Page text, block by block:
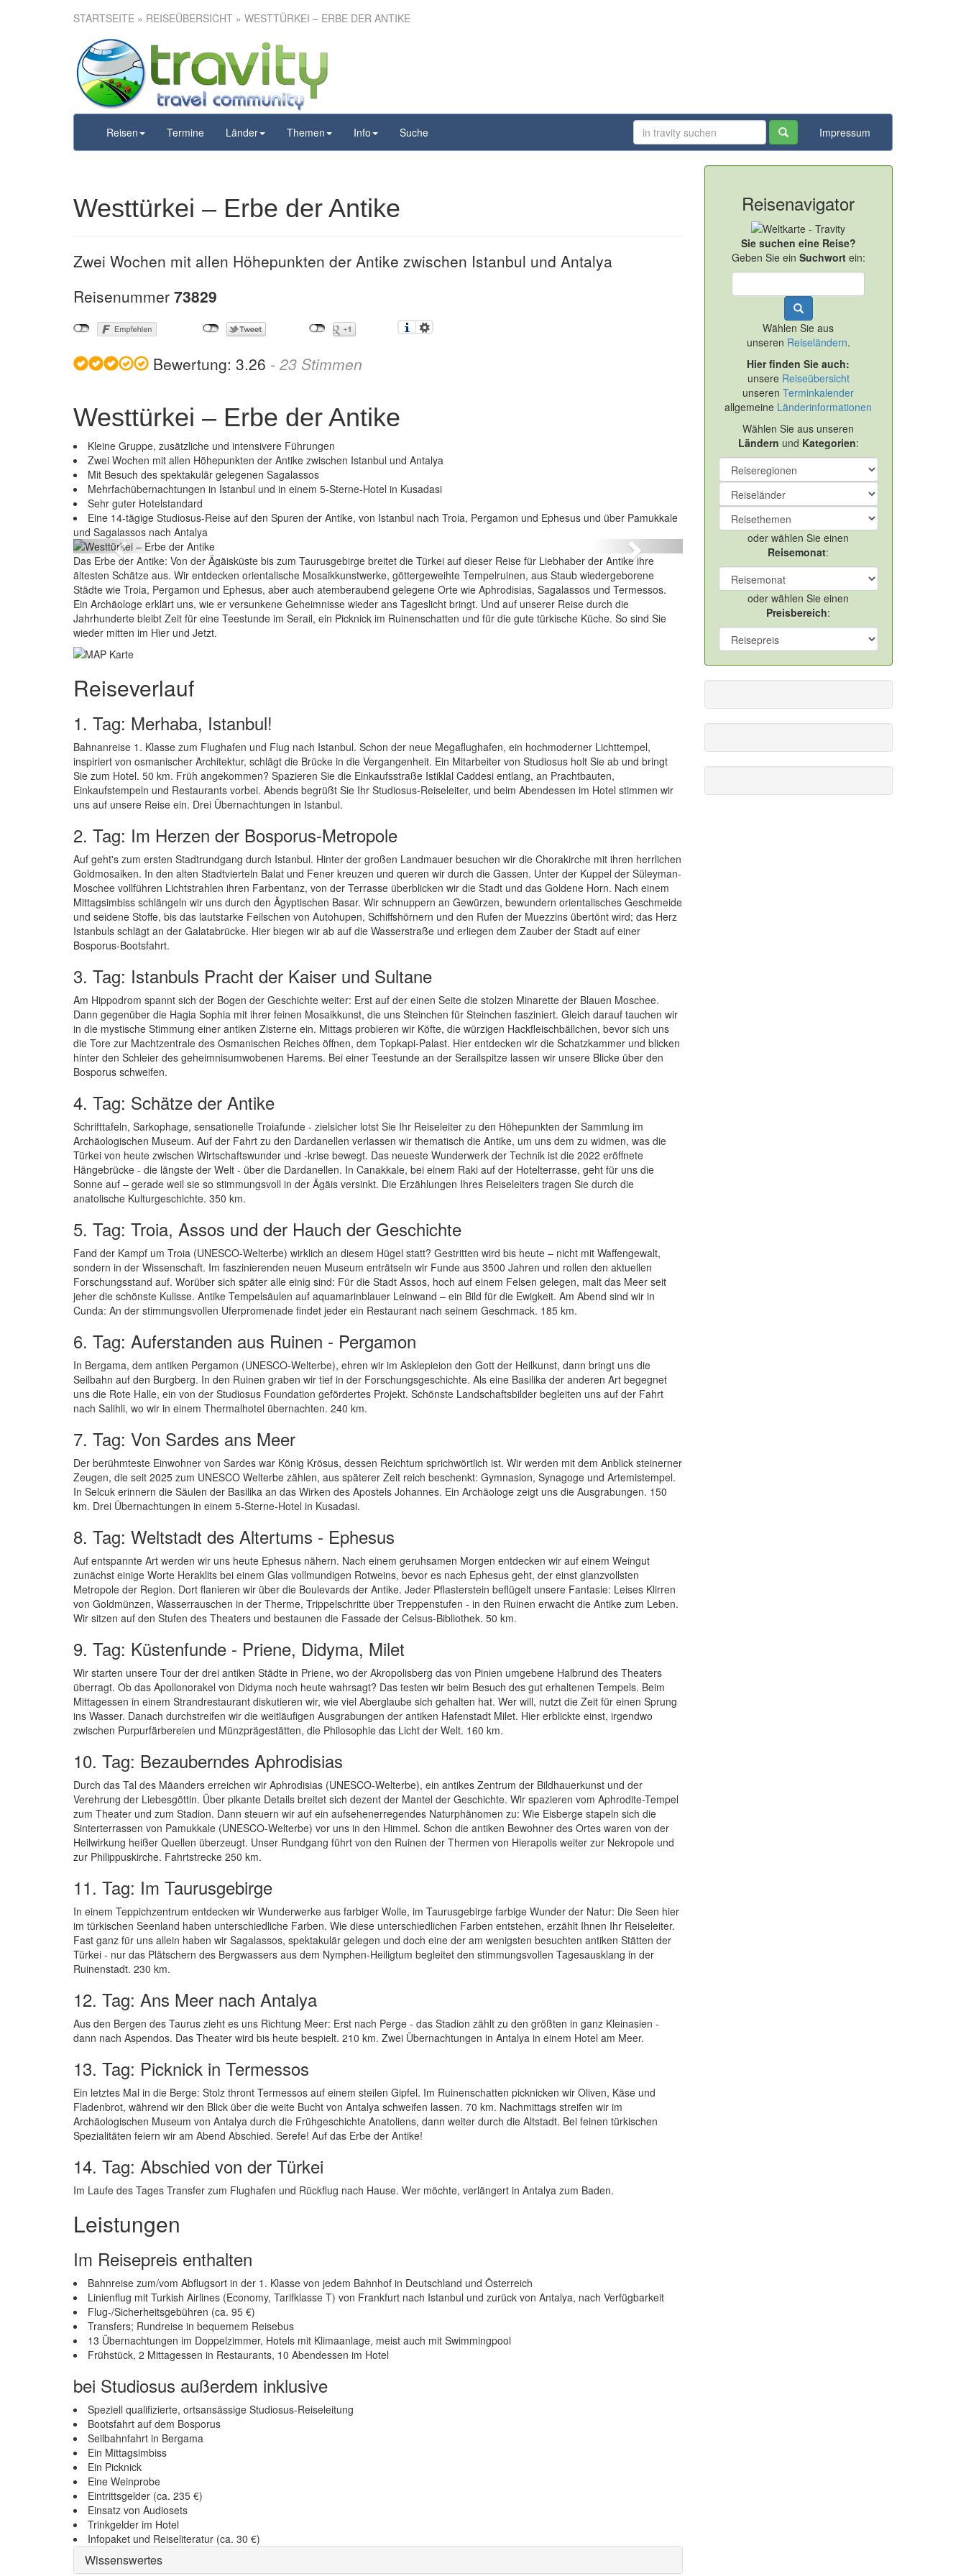
STARTSEITE » REISEÜBERSICHT » WESTTÜRKEI – ERBE DER ANTIKE
Reisen Termine Länder Themen Info Suche Impressum
Westtürkei – Erbe der Antike
Westtürkei – Erbe der Antike
Zwei Wochen mit allen Höhepunkten der Antike zwischen Istanbul und Antalya
Reisenummer 73829
Bewertung: 3.26 - 23 Stimmen
Westtürkei – Erbe der Antike
Kleine Gruppe, zusätzliche und intensivere Führungen
Zwei Wochen mit allen Höhepunkten der Antike zwischen Istanbul und Antalya
Mit Besuch des spektakulär gelegenen Sagalassos
Mehrfachübernachtungen in Istanbul und in einem 5-Sterne-Hotel in Kusadasi
Sehr guter Hotelstandard
Eine 14-tägige Studiosus-Reise auf den Spuren der Antike, von Istanbul nach Troia, Pergamon und Ephesus und über Pamukkale
und Sagalassos nach Antalya
Previous Next
Das Erbe der Antike: Von der Ägäisküste bis zum Taurusgebirge breitet die Türkei auf dieser Reise für Liebhaber der Antike ihre
ältesten Schätze aus. Wir entdecken orientalische Mosaikkunstwerke, göttergeweihte Tempelruinen, aus Staub wiedergeborene
Städte wie Troia, Pergamon und Ephesus, aber auch atemberaubend gelegene Orte wie Aphrodisias, Sagalassos und Termessos.
Ein Archäologe erklärt uns, wie er versunkene Geheimnisse wieder ans Tageslicht bringt. Und auf unserer Reise durch die
Jahrhunderte bleibt Zeit für eine Teestunde im Serail, ein Picknick im Ruinenschatten und für die gute türkische Küche. So sind Sie
wieder mitten im Hier und Jetzt.
Reiseverlauf
1. Tag: Merhaba, Istanbul!
Bahnanreise 1. Klasse zum Flughafen und Flug nach Istanbul. Schon der neue Megaflughafen, ein hochmoderner Lichttempel,
inspiriert von osmanischer Architektur, schlägt die Brücke in die Vergangenheit. Ein Mitarbeiter von Studiosus holt Sie ab und bringt
Sie zum Hotel. 50 km. Früh angekommen? Spazieren Sie die Einkaufsstraße Istiklal Caddesi entlang, an Prachtbauten,
Einkaufstempeln und Restaurants vorbei. Abends begrüßt Sie Ihr Studiosus-Reiseleiter, und beim Abendessen im Hotel stimmen wir
uns auf unsere Reise ein. Drei Übernachtungen in Istanbul.
2. Tag: Im Herzen der Bosporus-Metropole
Auf geht's zum ersten Stadtrundgang durch Istanbul. Hinter der großen Landmauer besuchen wir die Chorakirche mit ihren herrlichen
Goldmosaiken. In den alten Stadtvierteln Balat und Fener kreuzen und queren wir durch die Gassen. Unter der Kuppel der Süleyman-
Moschee vollführen Lichtstrahlen ihren Farbentanz, von der Terrasse überblicken wir die Stadt und das Goldene Horn. Nach einem
Mittagsimbiss schlängeln wir uns durch den Ägyptischen Basar. Wir schnuppern an Gewürzen, bewundern orientalisches Geschmeide
und seidene Stoffe, bis das lautstarke Feilschen von Autohupen, Schiffshörnern und den Rufen der Muezzins übertönt wird; das Herz
Istanbuls schlägt an der Galatabrücke. Hier biegen wir ab auf die Wasserstraße und erliegen dem Zauber der Stadt auf einer
Bosporus-Bootsfahrt.
3. Tag: Istanbuls Pracht der Kaiser und Sultane
Am Hippodrom spannt sich der Bogen der Geschichte weiter: Erst auf der einen Seite die stolzen Minarette der Blauen Moschee.
Dann gegenüber die Hagia Sophia mit ihrer feinen Mosaikkunst, die uns Steinchen für Steinchen fasziniert. Gleich darauf tauchen wir
in die mystische Stimmung einer antiken Zisterne ein. Mittags probieren wir Köfte, die würzigen Hackfleischbällchen, bevor sich uns
die Tore zur Machtzentrale des Osmanischen Reiches öffnen, dem Topkapi-Palast. Hier entdecken wir die Schatzkammer und blicken
hinter den Schleier des geheimnisumwobenen Harems. Bei einer Teestunde an der Serailspitze lassen wir unsere Blicke über den
Bosporus schweifen.
4. Tag: Schätze der Antike
Schrifttafeln, Sarkophage, sensationelle Troiafunde - zielsicher lotst Sie Ihr Reiseleiter zu den Höhepunkten der Sammlung im
Archäologischen Museum. Auf der Fahrt zu den Dardanellen verlassen wir thematisch die Antike, um uns dem zu widmen, was die
Türkei von heute zwischen Wirtschaftswunder und -krise bewegt. Das neueste Wunderwerk der Technik ist die 2022 eröffnete
Hängebrücke - die längste der Welt - über die Dardanellen. In Canakkale, bei einem Raki auf der Hotelterrasse, geht für uns die
Sonne auf – gerade weil sie so stimmungsvoll in der Ägäis versinkt. Die Erzählungen Ihres Reiseleiters tragen Sie durch die
anatolische Kulturgeschichte. 350 km.
5. Tag: Troia, Assos und der Hauch der Geschichte
Fand der Kampf um Troia (UNESCO-Welterbe) wirklich an diesem Hügel statt? Gestritten wird bis heute – nicht mit Waffengewalt,
sondern in der Wissenschaft. Im faszinierenden neuen Museum enträtseln wir Funde aus 3500 Jahren und rollen den aktuellen
Forschungsstand auf. Worüber sich später alle einig sind: Für die Stadt Assos, hoch auf einem Felsen gelegen, malt das Meer seit
jeher die schönste Kulisse. Antike Tempelsäulen auf aquamarinblauer Leinwand – ein Bild für die Ewigkeit. Am Abend sind wir in
Cunda: An der stimmungsvollen Uferpromenade findet jeder ein Restaurant nach seinem Geschmack. 185 km.
6. Tag: Auferstanden aus Ruinen - Pergamon
In Bergama, dem antiken Pergamon (UNESCO-Welterbe), ehren wir im Asklepieion den Gott der Heilkunst, dann bringt uns die
Seilbahn auf den Burgberg. In den Ruinen graben wir tief in der Forschungsgeschichte. Als eine Basilika der anderen Art begegnet
uns die Rote Halle, ein von der Studiosus Foundation gefördertes Projekt. Schönste Landschaftsbilder begleiten uns auf der Fahrt
nach Salihli, wo wir in einem Thermalhotel übernachten. 240 km.
7. Tag: Von Sardes ans Meer
Der berühmteste Einwohner von Sardes war König Krösus, dessen Reichtum sprichwörtlich ist. Wir werden mit dem Anblick steinerner
Zeugen, die seit 2025 zum UNESCO Welterbe zählen, aus späterer Zeit reich beschenkt: Gymnasion, Synagoge und Artemistempel.
In Selcuk erinnern die Säulen der Basilika an das Wirken des Apostels Johannes. Ein Archäologe zeigt uns die Ausgrabungen. 150
km. Drei Übernachtungen in einem 5-Sterne-Hotel in Kusadasi.
8. Tag: Weltstadt des Altertums - Ephesus
Auf entspannte Art werden wir uns heute Ephesus nähern. Nach einem geruhsamen Morgen entdecken wir auf einem Weingut
zunächst einige Worte Heraklits bei einem Glas vollmundigen Rotweins, bevor es nach Ephesus geht, der einst glanzvollsten
Metropole der Region. Dort flanieren wir über die Boulevards der Antike. Jeder Pflasterstein beflügelt unsere Fantasie: Leises Klirren
von Goldmünzen, Wasserrauschen in der Therme, Trippelschritte über Treppenstufen - in den Ruinen erwacht die Antike zum Leben.
Wir sitzen auf den Stufen des Theaters und bestaunen die Fassade der Celsus-Bibliothek. 50 km.
9. Tag: Küstenfunde - Priene, Didyma, Milet
Wir starten unsere Tour der drei antiken Städte in Priene, wo der Akropolisberg das von Pinien umgebene Halbrund des Theaters
überragt. Ob das Apollonorakel von Didyma noch heute wahrsagt? Das testen wir beim Besuch des gut erhaltenen Tempels. Beim
Mittagessen in einem Strandrestaurant diskutieren wir, wie viel Aberglaube sich gehalten hat. Wer will, nutzt die Zeit für einen Sprung
ins Wasser. Danach durchstreifen wir die weitläufigen Ausgrabungen der antiken Hafenstadt Milet. Hier erblickte einst, irgendwo
zwischen Purpurfärbereien und Münzprägestätten, die Philosophie das Licht der Welt. 160 km.
10. Tag: Bezauberndes Aphrodisias
Durch das Tal des Mäanders erreichen wir Aphrodisias (UNESCO-Welterbe), ein antikes Zentrum der Bildhauerkunst und der
Verehrung der Liebesgöttin. Über pikante Details breitet sich dezent der Mantel der Geschichte. Wir spazieren vom Aphrodite-Tempel
zum Theater und zum Stadion. Dann steuern wir auf ein aufsehenerregendes Naturphänomen zu: Wie Eisberge stapeln sich die
Sinterterrassen von Pamukkale (UNESCO-Welterbe) vor uns in den Himmel. Schon die antiken Bewohner des Ortes waren von der
Heilwirkung heißer Quellen überzeugt. Unser Rundgang führt von den Ruinen der Thermen von Hierapolis weiter zur Nekropole und
zur Philippuskirche. Fahrtstrecke 250 km.
11. Tag: Im Taurusgebirge
In einem Teppichzentrum entdecken wir Wunderwerke aus farbiger Wolle, im Taurusgebirge farbige Wunder der Natur: Die Seen hier
im türkischen Seenland haben unterschiedliche Farben. Wie diese unterschiedlichen Farben entstehen, erzählt Ihnen Ihr Reiseleiter.
Fast ganz für uns allein haben wir Sagalassos, spektakulär gelegen und doch eine der am wenigsten besuchten antiken Stätten der
Türkei - nur das Plätschern des Bergwassers aus dem Nymphen-Heiligtum begleitet den stimmungsvollen Tagesausklang in der
Ruinenstadt. 230 km.
12. Tag: Ans Meer nach Antalya
Aus den Bergen des Taurus zieht es uns Richtung Meer: Erst nach Perge - das Stadion zählt zu den größten in ganz Kleinasien -
dann nach Aspendos. Das Theater wird bis heute bespielt. 210 km. Zwei Übernachtungen in Antalya in einem Hotel am Meer.
13. Tag: Picknick in Termessos
Ein letztes Mal in die Berge: Stolz thront Termessos auf einem steilen Gipfel. Im Ruinenschatten picknicken wir Oliven, Käse und
Fladenbrot, während wir den Blick über die weite Bucht von Antalya schweifen lassen. 70 km. Nachmittags streifen wir im
Archäologischen Museum von Antalya durch die Frühgeschichte Anatoliens, dann weiter durch die Altstadt. Bei feinen türkischen
Spezialitäten feiern wir am Abend Abschied. Serefe! Auf das Erbe der Antike!
14. Tag: Abschied von der Türkei
Im Laufe des Tages Transfer zum Flughafen und Rückflug nach Hause. Wer möchte, verlängert in Antalya zum Baden.
Leistungen
Im Reisepreis enthalten
Bahnreise zum/vom Abflugsort in der 1. Klasse von jedem Bahnhof in Deutschland und Österreich
Linienflug mit Turkish Airlines (Economy, Tarifklasse T) von Frankfurt nach Istanbul und zurück von Antalya, nach Verfügbarkeit
Flug-/Sicherheitsgebühren (ca. 95 €)
Transfers; Rundreise in bequemem Reisebus
13 Übernachtungen im Doppelzimmer, Hotels mit Klimaanlage, meist auch mit Swimmingpool
Frühstück, 2 Mittagessen in Restaurants, 10 Abendessen im Hotel
bei Studiosus außerdem inklusive
Speziell qualifizierte, ortsansässige Studiosus-Reiseleitung
Bootsfahrt auf dem Bosporus
Seilbahnfahrt in Bergama
Ein Mittagsimbiss
Ein Picknick
Eine Weinprobe
Eintrittsgelder (ca. 235 €)
Einsatz von Audiosets
Trinkgelder im Hotel
Infopaket und Reiseliteratur (ca. 30 €)
Wissenswertes
Reisenavigator
Sie suchen eine Reise?
Geben Sie ein Suchwortein:
Wählen Sie aus
unseren Reiseländern.
Hier finden Sie auch:
unsere Reiseübersicht
unserenTerminkalender
allgemeine Länderinformationen
Wählen Sie aus unseren
Ländern und Kategorien:
oder wählen Sie einen
Reisemonat:
oder wählen Sie einen
Preisbereich: